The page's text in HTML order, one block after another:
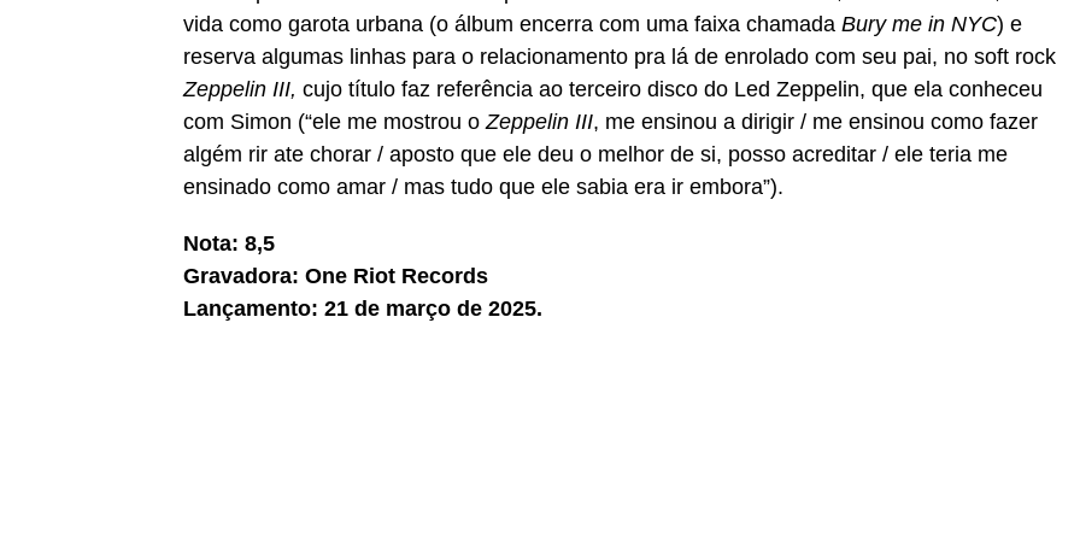
vida como garota urbana (o álbum encerra com uma faixa chamada Bury me in NYC) e
reserva algumas linhas para o relacionamento pra lá de enrolado com seu pai, no soft rock
Zeppelin III, cujo título faz referência ao terceiro disco do Led Zeppelin, que ela conheceu
com Simon (“ele me mostrou oZeppelin III, me ensinou a dirigir / me ensinou como fazer
algém rir ate chorar / aposto que ele deu o melhor de si, posso acreditar / ele teria me
ensinado como amar / mas tudo que ele sabia era ir embora”).
Nota: 8,5
Gravadora: One Riot Records
Lançamento: 21 de março de 2025.